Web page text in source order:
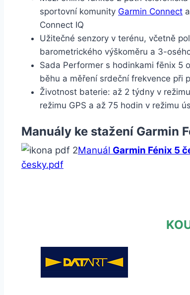
sportovní komunity Garmin Connect
Connect IQ
Užitečné senzory v terénu, včetně
barometrického výškoměru a 3-
Sada Performer s hodinkami fēnix 5
běhu a měření srdeční frekvence při
Životnost baterie: až 2 týdny v
režimu GPS a až 75 hodin v režimu
Manuály ke stažení Garmin
Manuál Garmin Fénix 5
česky.pdf